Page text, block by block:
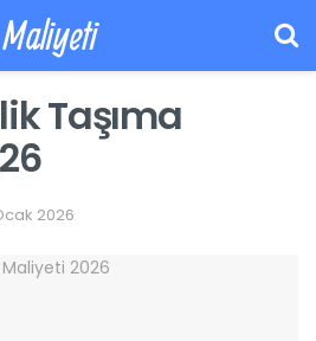
Maliyeti
Taşıma
2026